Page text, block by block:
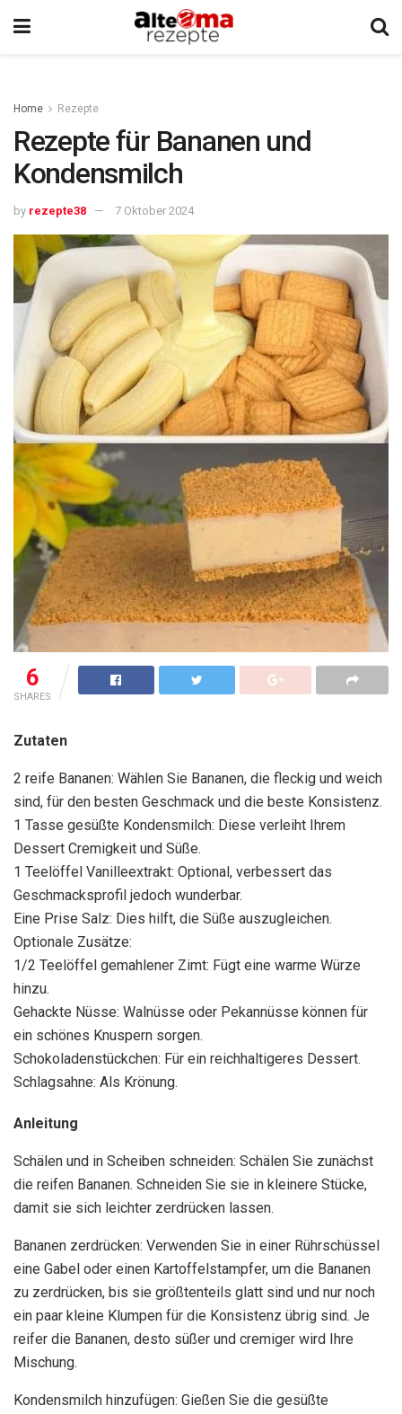
Home Rezepte
Rezepte für Bananen und
Kondensmilch
by rezepte38 7 Oktober 2024
6
SHARES
Zutaten
2 reife Bananen: Wählen Sie Bananen, die fleckig und weich
sind, für den besten Geschmack und die beste Konsistenz.
1 Tasse gesüßte Kondensmilch: Diese verleiht Ihrem
Dessert Cremigkeit und Süße.
1 Teelöffel Vanilleextrakt: Optional, verbessert das
Geschmacksprofil jedoch wunderbar.
Eine Prise Salz: Dies hilft, die Süße auszugleichen.
Optionale Zusätze:
1/2 Teelöffel gemahlener Zimt: Fügt eine warme Würze
hinzu.
Gehackte Nüsse: Walnüsse oder Pekannüsse können für
ein schönes Knuspern sorgen.
Schokoladenstückchen: Für ein reichhaltigeres Dessert.
Schlagsahne: Als Krönung.
Anleitung
Schälen und in Scheiben schneiden: Schälen Sie zunächst
die reifen Bananen. Schneiden Sie sie in kleinere Stücke,
damit sie sich leichter zerdrücken lassen.
Bananen zerdrücken: Verwenden Sie in einer Rührschüssel
eine Gabel oder einen Kartoffelstampfer, um die Bananen
zu zerdrücken, bis sie größtenteils glatt sind und nur noch
ein paar kleine Klumpen für die Konsistenz übrig sind. Je
reifer die Bananen, desto süßer und cremiger wird Ihre
Mischung.
Kondensmilch hinzufügen: Gießen Sie die gesüßte